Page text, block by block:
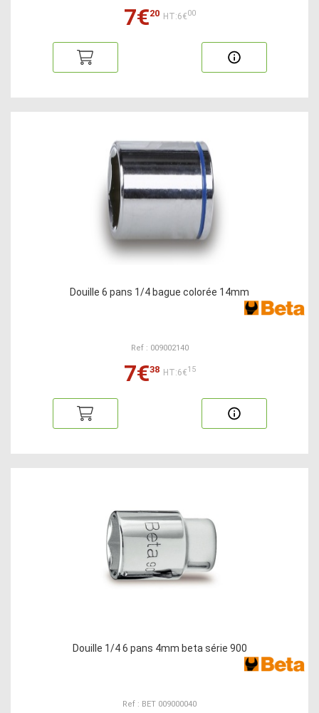
7€20 HT:6€00
Douille 6 pans 1/4 bague colorée 14mm
Ref : 009002140
7€38 HT:6€15
Douille 1/4 6 pans 4mm beta série 900
Ref : BET 009000040